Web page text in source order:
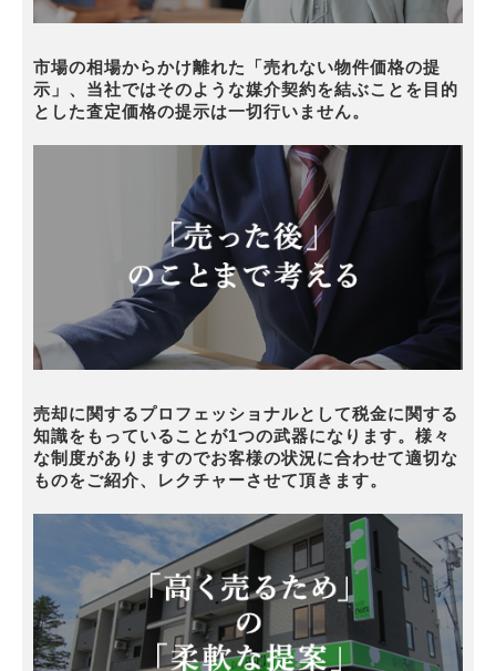
市場の相場からかけ離れた「売れない物件価格の提
示」、当社ではそのような媒介契約を結ぶことを目的
とした査定価格の提示は一切行いません。
売却に関するプロフェッショナルとして税金に関する
知識をもっていることが1つの武器になります。様々
な制度がありますのでお客様の状況に合わせて適切な
ものをご紹介、レクチャーさせて頂きます。